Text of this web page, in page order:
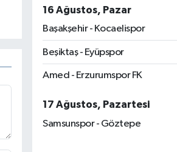
16 Ağustos, Pazar
Başakşehir - Kocaelispor
Beşiktaş - Eyüpspor
Amed - Erzurumspor FK
17 Ağustos, Pazartesi
Samsunspor - Göztepe